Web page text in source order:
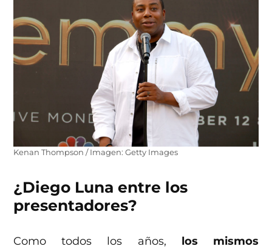
Kenan Thompson / Imagen: Getty Images
¿Diego Luna entre los
presentadores?
Como todos los años, los mismos